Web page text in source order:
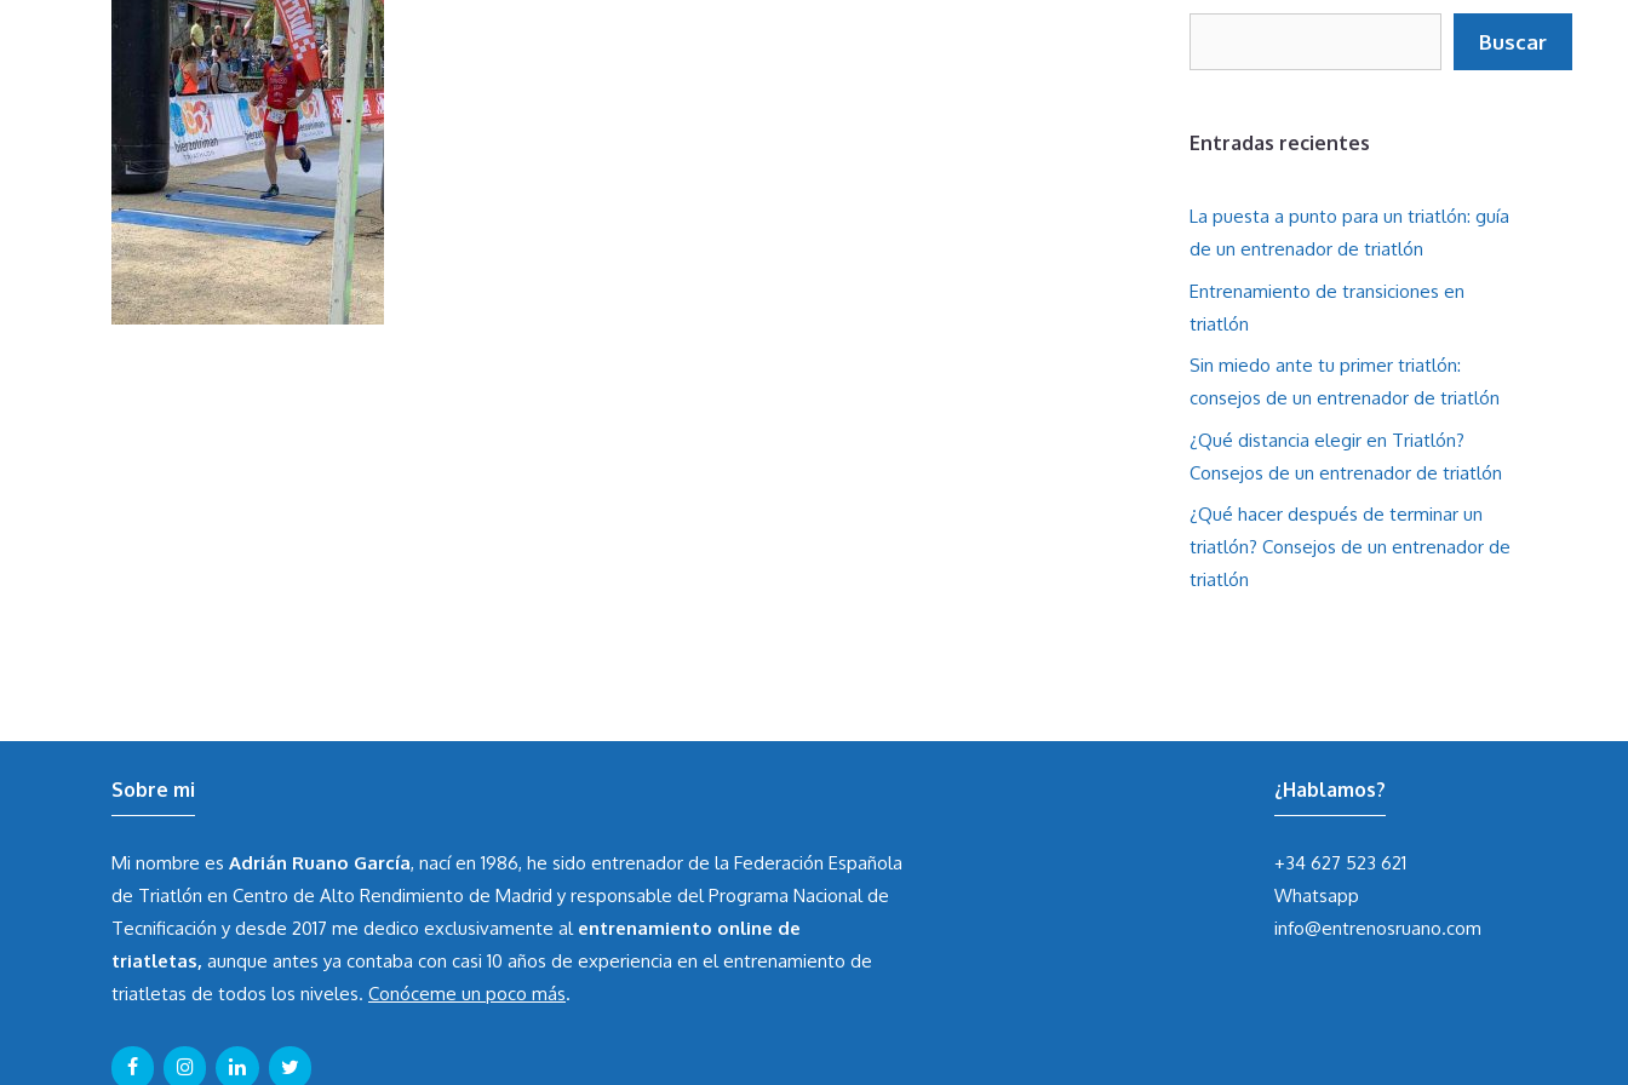
Buscar
Entradas recientes
La puesta a punto para un triatlón: guía
de un entrenador de triatlón
Entrenamiento de transiciones en
triatlón
Sin miedo ante tu primer triatlón:
consejos de un entrenador de triatlón
¿Qué distancia elegir en Triatlón?
Consejos de un entrenador de triatlón
¿Qué hacer después de terminar un
triatlón? Consejos de un entrenador de
triatlón
Sobre mi
Mi nombre es Adrián Ruano García, nací en 1986, he sido entrenador de la Federación Española
de Triatlón en Centro de Alto Rendimiento de Madrid y responsable del Programa Nacional de
Tecnificación y desde 2017 me dedico exclusivamente al entrenamiento online de
triatletas, aunque antes ya contaba con casi 10 años de experiencia en el entrenamiento de
triatletas de todos los niveles. Conóceme un poco más.
¿Hablamos?
+34 627 523 621
Whatsapp
info@entrenosruano.com